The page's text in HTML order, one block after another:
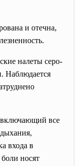
и отечна,
налеты серо-
Наблюдается
включающий все
входа в
носят